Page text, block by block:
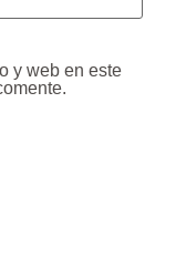
y web en este